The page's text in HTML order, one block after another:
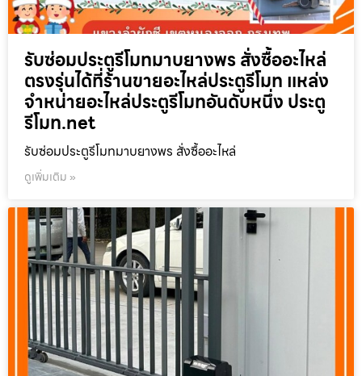
รับซ่อมประตูรีโมทมาบยางพร สั่งซื้ออะไหล่
ตรงรุ่นได้ที่ร้านขายอะไหล่ประตูรีโมท แหล่ง
จำหน่ายอะไหล่ประตูรีโมทอันดับหนึ่ง ประตู
รีโมท.net
รับซ่อมประตูรีโมทมาบยางพร สั่งซื้ออะไหล่
ดูเพิ่มเติม »